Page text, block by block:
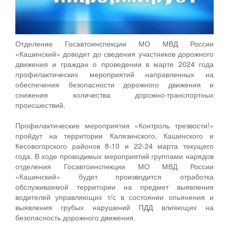
Отделение Госавтоинспекции МО МВД России
«Кашинский» доводит до сведения участников дорожного
движения и граждан о проведении в марте 2024 года
профилактических мероприятий направленных на
обеспечения безопасности дорожного движения и
снижения количества дорожно-транспортных
происшествий.
Профилактические мероприятия «Контроль трезвости!»
пройдут на территории Калязинского, Кашинского и
Кесовогорского районов 8-10 и 22-24 марта текущего
года. В ходе проводимых мероприятий группами нарядов
отделения Госавтоинспекции МО МВД России
«Кашинский» будет производится отработка
обслуживаемой территории на предмет выявления
водителей управляющих т/с в состоянии опьянения и
выявления грубых нарушений ПДД влияющих на
безопасность дорожного движения.